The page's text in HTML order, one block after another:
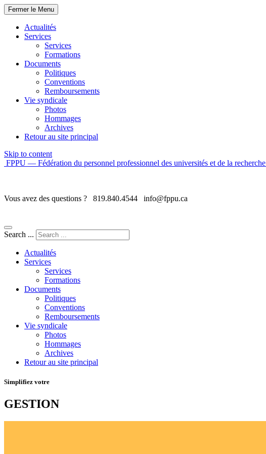
Fermer le Menu
Actualités
Services
Services
Formations
Documents
Politiques
Conventions
Remboursements
Vie syndicale
Photos
Hommages
Archives
Retour au site principal
Skip to content
FPPU — Fédération du personnel professionnel des universités et de la recherche
Vous avez des questions ? 819.840.4544 info@fppu.ca
Search ...
Actualités
Services
Services
Formations
Documents
Politiques
Conventions
Remboursements
Vie syndicale
Photos
Hommages
Archives
Retour au site principal
Simplifiez votre
GESTION